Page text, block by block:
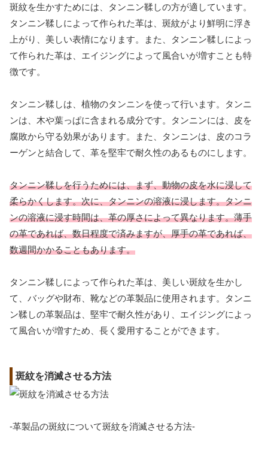
斑紋を生かすためには、タンニン鞣しの方が適しています。
タンニン鞣しによって作られた革は、斑紋がより鮮明に浮き
上がり、美しい表情になります。また、タンニン鞣しによっ
て作られた革は、エイジングによって風合いが増すことも特
徴です。
タンニン鞣しは、植物のタンニンを使って行います。タンニ
ンは、木や葉っぱに含まれる成分です。タンニンには、皮を
腐敗から守る効果があります。また、タンニンは、皮のコラ
ーゲンと結合して、革を堅牢で耐久性のあるものにします。
タンニン鞣しを行うためには、まず、動物の皮を水に浸して
柔らかくします。次に、タンニンの溶液に浸します。タンニ
ンの溶液に浸す時間は、革の厚さによって異なります。薄手
の革であれば、数日程度で済みますが、厚手の革であれば、
数週間かかることもあります。
タンニン鞣しによって作られた革は、美しい斑紋を生かし
て、バッグや財布、靴などの革製品に使用されます。タンニ
ン鞣しの革製品は、堅牢で耐久性があり、エイジングによっ
て風合いが増すため、長く愛用することができます。
斑紋を消滅させる方法
-革製品の斑紋について斑紋を消滅させる方法-